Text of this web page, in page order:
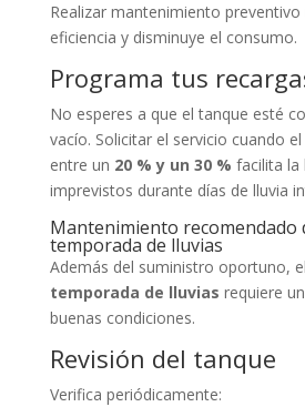
Realizar mantenimiento
eficiencia y disminuye el consumo.
Programa tus
No esperes a que el tanque esté
vacío. Solicitar el servicio cuando
entre un 20 % y un 30 % facilita la
imprevistos durante días de lluvia
Mantenimiento recomendado
temporada de lluvias
Además del suministro oportuno, el
temporada de lluvias requiere
buenas condiciones.
Revisión del tanque
Verifica periódicamente: